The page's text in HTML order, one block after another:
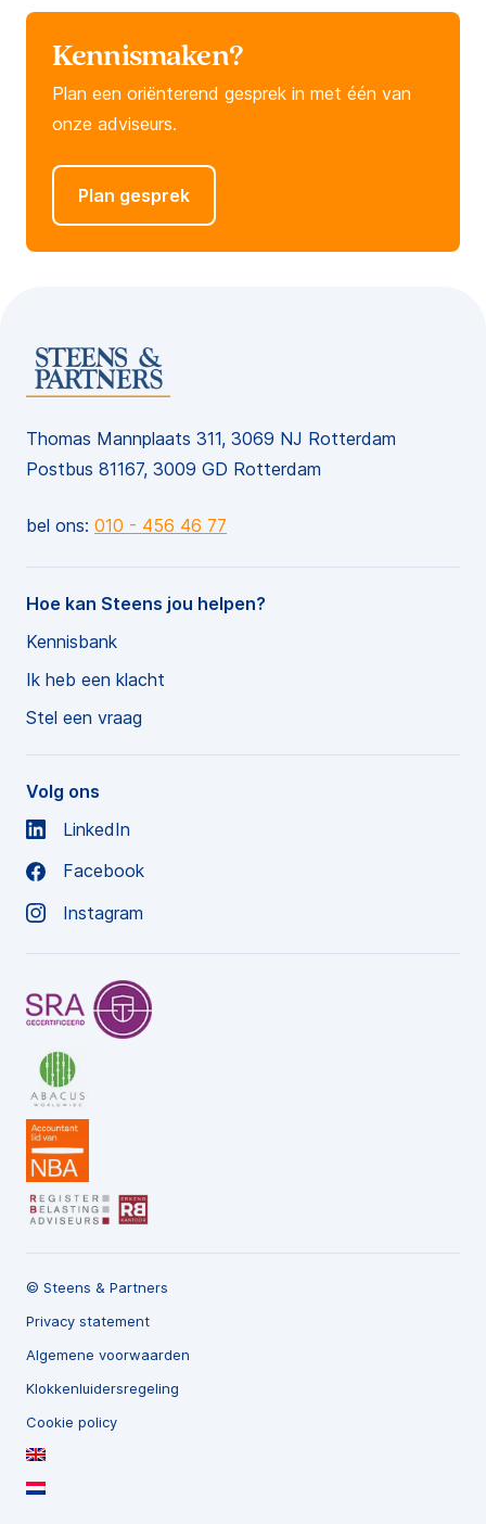
Kennismaken?
Plan een oriënterend gesprek in met één van
onze adviseurs.
Plan gesprek
Thomas Mannplaats 311, 3069 NJ Rotterdam
Postbus 81167, 3009 GD Rotterdam
bel ons: 010 - 456 46 77
Hoe kan Steens jou helpen?
Kennisbank
Ik heb een klacht
Stel een vraag
Volg ons
LinkedIn
Facebook
Instagram
© Steens & Partners
Privacy statement
Algemene voorwaarden
Klokkenluidersregeling
Cookie policy